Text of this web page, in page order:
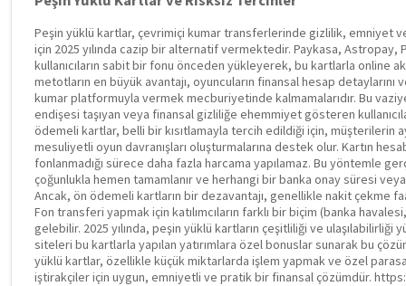
Peşin yüklü kartlar, çevrimiçi kumar transferlerinde gizlilik, emniyet
için 2025 yılında cazip bir alternatif vermektedir. Paykasa,
kullanıcıların sabit bir fonu önceden yükleyerek, bu kartlarla online
metotların en büyük avantajı, oyuncuların finansal hesap detaylarını
kumar platformuyla vermek mecburiyetinde kalmamalarıdır. Bu
endişesi taşıyan veya finansal gizliliğe ehemmiyet gösteren
ödemeli kartlar, belli bir kısıtlamayla tercih edildiği için, müşterilerin
mesuliyetli oyun davranışları oluşturmalarına destek olur. Kartın
fonlanmadığı sürece daha fazla harcama yapılamaz. Bu yöntemle
çoğunlukla hemen tamamlanır ve herhangi bir banka onay süresi
Ancak, ön ödemeli kartların bir dezavantajı, genellikle nakit çekme
Fon transferi yapmak için katılımcıların farklı bir biçim (banka
gelebilir. 2025 yılında, peşin yüklü kartların çeşitliliği ve ulaşılabilirliği
siteleri bu kartlarla yapılan yatırımlara özel bonuslar sunarak bu
yüklü kartlar, özellikle küçük miktarlarda işlem yapmak ve özel
iştirakçiler için uygun, emniyetli ve pratik bir finansal çözümdür.